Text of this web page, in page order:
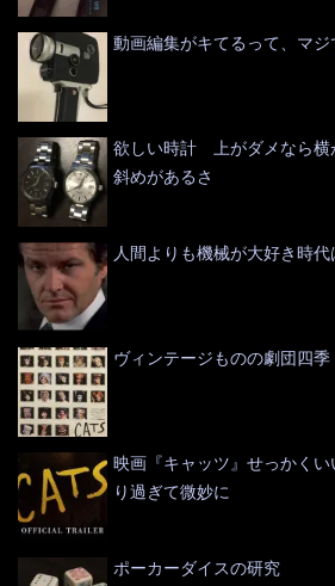
動画編集がキてるって、マジ
欲しい時計 上がダメなら横
斜めがあるさ
人間よりも機械が大好き時
ヴィンテージものの劇団四
映画『キャッツ』せっかく
り過ぎて微妙に
ポーカーダイスの研究